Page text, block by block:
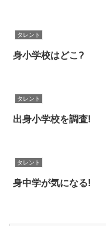
タレント
身小学校はどこ?
タレント
出身小学校を調査!
タレント
身中学が気になる!